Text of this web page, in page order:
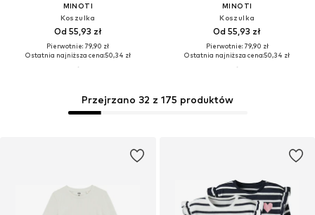
MINOTI
Koszulka
Od 55,93 zł
Pierwotnie: 79,90 zł
Ostatnia najniższa cena:50,34 zł
MINOTI
Koszulka
Od 55,93 zł
Pierwotnie: 79,90 zł
Ostatnia najniższa cena:50,34 zł
Przejrzano 32 z 175 produktów